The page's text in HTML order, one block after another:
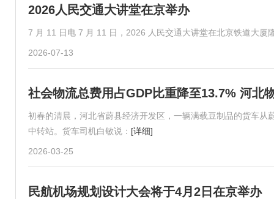
2026人民交通大讲堂在京举办
7 月 11 日电 7 月 11 日，2026 人民交通大讲堂在北京铁道大厦
2026-07-13
社会物流总费用占GDP比重降至13.7% 河北
初春的清晨，河北省蔚县经济开发区，一辆满载豆制品的货车
中转站。货车司机白敏说： [详细]
2026-03-25
民航机场规划设计大会将于4月2日在京举办